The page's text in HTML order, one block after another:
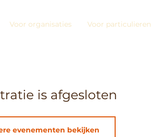
Voor organisaties Voor particulieren
is afgesloten
evenementen bekijken